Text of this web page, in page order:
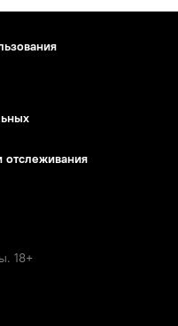
отслеживания
18+